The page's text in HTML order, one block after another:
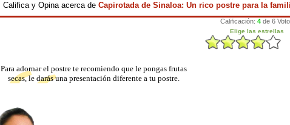
Califica y Opina acerca de Capirotada de Sinaloa: Un rico postre para la
Para adornar el postre te recomiendo que le pongas frutas
secas, le darás una presentación diferente a tu postre.